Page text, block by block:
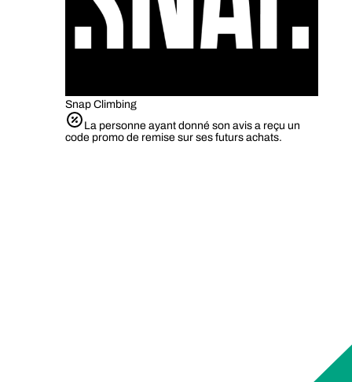
Snap Climbing
La personne ayant donné son avis a reçu un
code promo de remise sur ses futurs achats.